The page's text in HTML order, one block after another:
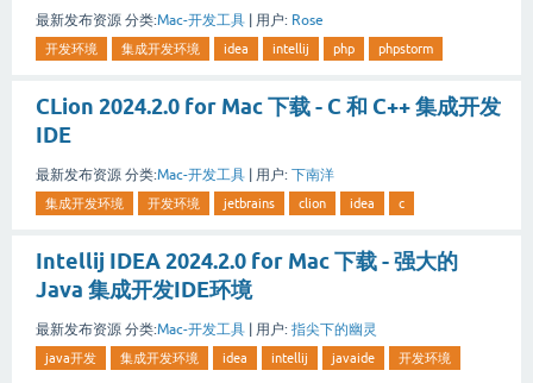
最新发布资源 分类:Mac-开发工具 | 用户: Rose
开发环境 集成开发环境 idea intellij php phpstorm
CLion 2024.2.0 for Mac 下载 - C 和 C++ 集成开发
IDE
最新发布资源 分类:Mac-开发工具 | 用户: 下南洋
集成开发环境 开发环境 jetbrains clion idea c
Intellij IDEA 2024.2.0 for Mac 下载 - 强大的
Java 集成开发IDE环境
最新发布资源 分类:Mac-开发工具 | 用户: 指尖下的幽灵
java开发 集成开发环境 idea intellij javaide 开发环境